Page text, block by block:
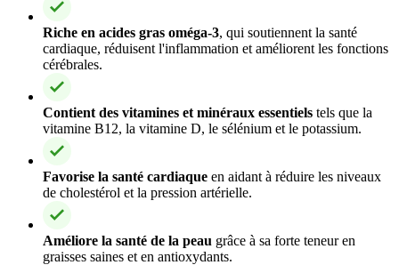
Riche en acides gras oméga-3, qui soutiennent la santé
cardiaque, réduisent l'inflammation et améliorent les fonctions
cérébrales.
Contient des vitamines et minéraux essentiels tels que la
vitamine B12, la vitamine D, le sélénium et le potassium.
Favorise la santé cardiaque en aidant à réduire les niveaux
de cholestérol et la pression artérielle.
Améliore la santé de la peau grâce à sa forte teneur en
graisses saines et en antioxydants.